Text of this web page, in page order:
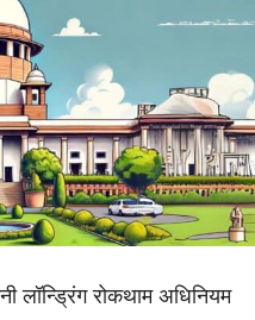
लॉन्ड्रिंग रोकथाम अधिनियम